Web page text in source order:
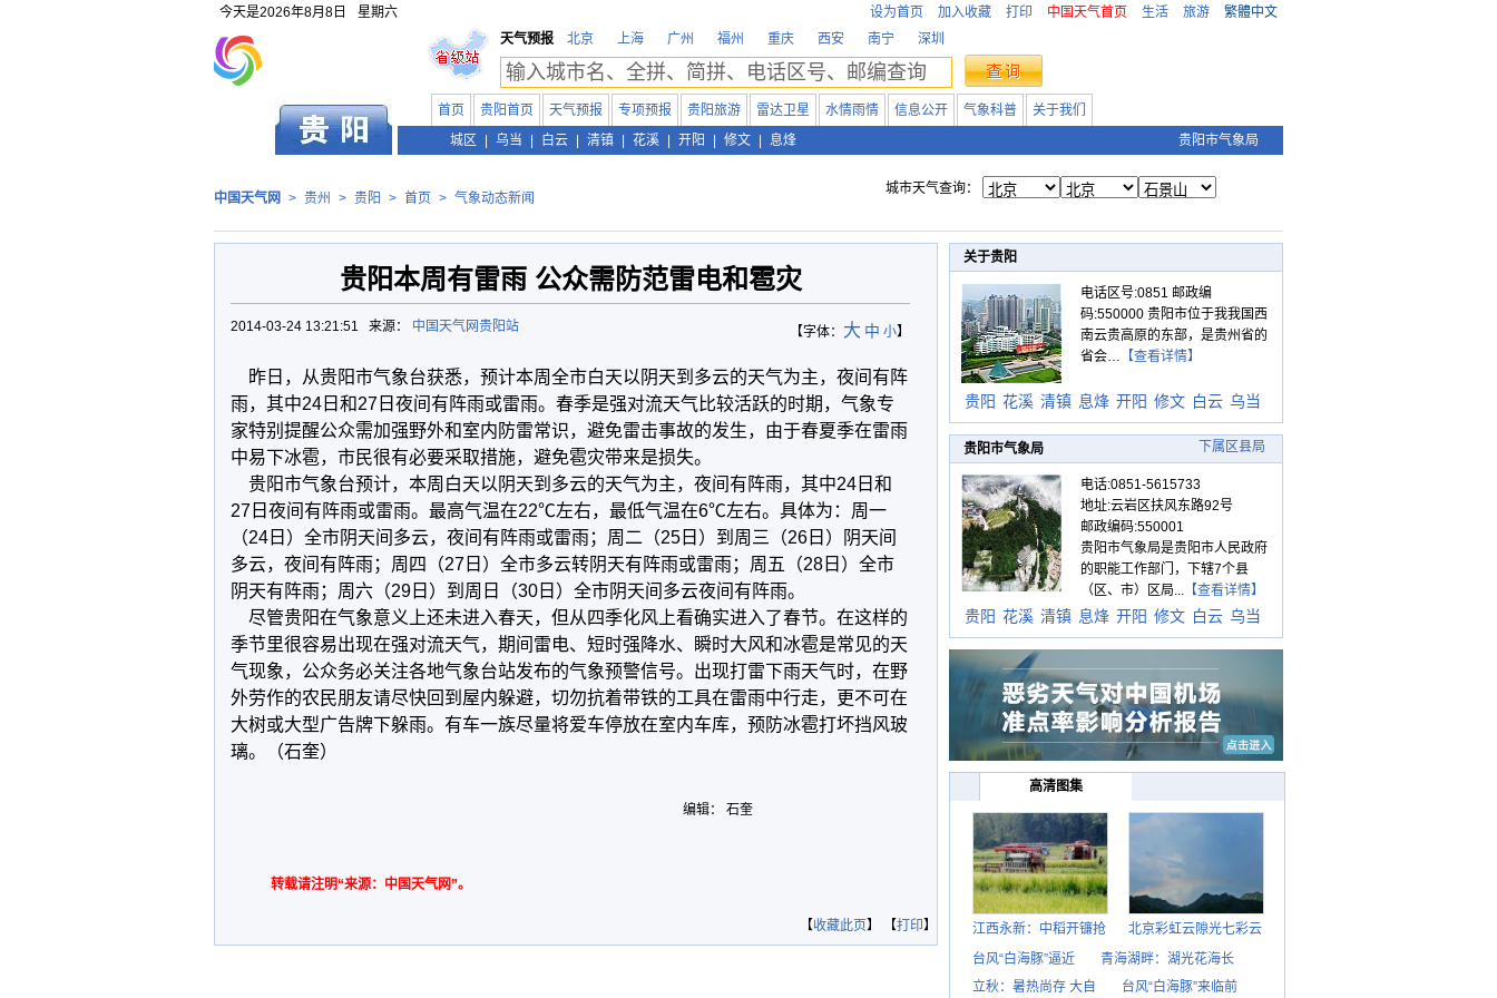
今天是2026年8月8日 星期六 设为首页 加入收藏 打印 中国天气首页 生活 旅游
繁體中文
天气预报
北京 上海 广州 福州 重庆 西安 南宁 深圳
首页 贵阳首页 天气预报 专项预报 贵阳旅游 雷达卫星 水情雨情 信息公开 气象科普
关于我们
城区
乌当 白云 清镇 花溪 开阳 修文 息烽 贵阳市气象局
中国天气网 > 贵州 > 贵阳 > 首页 > 气象动态新闻
城市天气查询：
贵阳本周有雷雨 公众需防范雷电和雹灾
【字体： 大 中 小】
2014-03-24 13:21:51 来源： 中国天气网贵阳站
昨日，从贵阳市气象台获悉，预计本周全市白天以阴天到多云的天气为主，夜间有阵
雨，其中24日和27日夜间有阵雨或雷雨。春季是强对流天气比较活跃的时期，气象专
家特别提醒公众需加强野外和室内防雷常识，避免雷击事故的发生，由于春夏季在雷雨
中易下冰雹，市民很有必要采取措施，避免雹灾带来是损失。
贵阳市气象台预计，本周白天以阴天到多云的天气为主，夜间有阵雨，其中24日和
27日夜间有阵雨或雷雨。最高气温在22℃左右，最低气温在6℃左右。具体为：周一
（24日）全市阴天间多云，夜间有阵雨或雷雨；周二（25日）到周三（26日）阴天间
多云，夜间有阵雨；周四（27日）全市多云转阴天有阵雨或雷雨；周五（28日）全市
阴天有阵雨；周六（29日）到周日（30日）全市阴天间多云夜间有阵雨。
尽管贵阳在气象意义上还未进入春天，但从四季化风上看确实进入了春节。在这样的
季节里很容易出现在强对流天气，期间雷电、短时强降水、瞬时大风和冰雹是常见的天
气现象，公众务必关注各地气象台站发布的气象预警信号。出现打雷下雨天气时，在野
外劳作的农民朋友请尽快回到屋内躲避，切勿抗着带铁的工具在雷雨中行走，更不可在
大树或大型广告牌下躲雨。有车一族尽量将爱车停放在室内车库，预防冰雹打坏挡风玻
璃。（石奎）
编辑： 石奎
转载请注明“来源：中国天气网”。
【收藏此页】 【打印】
关于贵阳
电话区号:0851 邮政编
码:550000 贵阳市位于我我国西
南云贵高原的东部，是贵州省的
省会… 【查看详情】
贵阳 花溪 清镇 息烽 开阳 修文 白云 乌当
贵阳市气象局 下属区县局
电话:0851-5615733
地址:云岩区扶风东路92号
邮政编码:550001
贵阳市气象局是贵阳市人民政府
的职能工作部门，下辖7个县
（区、市）区局... 【查看详情】
贵阳 花溪 清镇 息烽 开阳 修文 白云 乌当
高清图集
江西永新：中稻开镰抢
北京彩虹云隙光七彩云
台风“白海豚”逼近
青海湖畔：湖光花海长
立秋：暑热尚存 大自
台风“白海豚”来临前